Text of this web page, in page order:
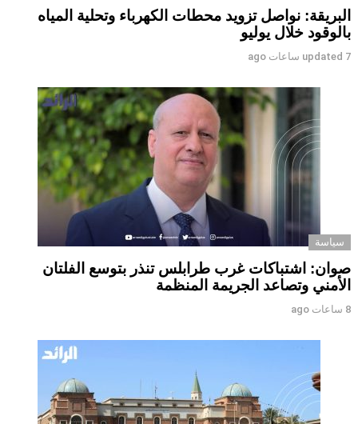
البريقة: نواصل تزويد محطات الكهرباء وتحلية المياه
بالوقود خلال يوليو
updated 7 ساعات ago
سياسة
صوان: اشتباكات غرب طرابلس تنذر بتوسع الفلتان
الأمني وتصاعد الجريمة المنظمة
8 ساعات ago